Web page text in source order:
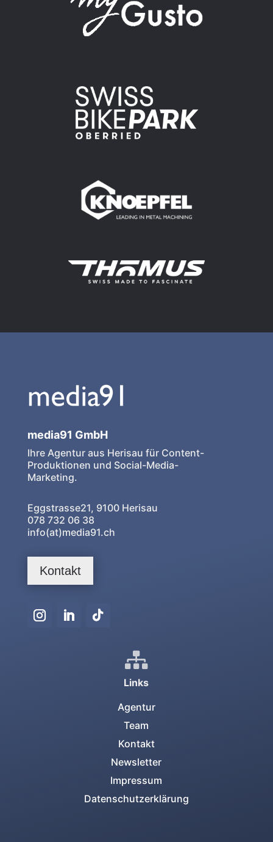
media91 GmbH
Ihre Agentur aus Herisau für Content-
Produktionen und Social-Media-
Marketing.
Eggstrasse21, 9100 Herisau
078 732 06 38
info(at)media91.ch
Kontakt

Links
Agentur
Team
Kontakt
Newsletter
Impressum
Datenschutzerklärung